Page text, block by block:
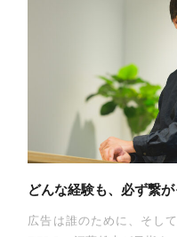
どんな経験も、必ず繋
広告は誰のために、そし